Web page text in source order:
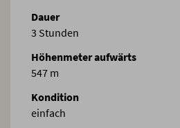
Dauer
3 Stunden
Höhenmeter aufwärts
547 m
Kondition
einfach